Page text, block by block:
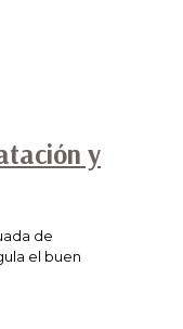
y
de
el buen